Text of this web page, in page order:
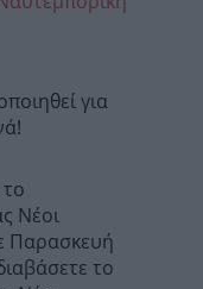
για
Νέοι
Παρασκευή
το